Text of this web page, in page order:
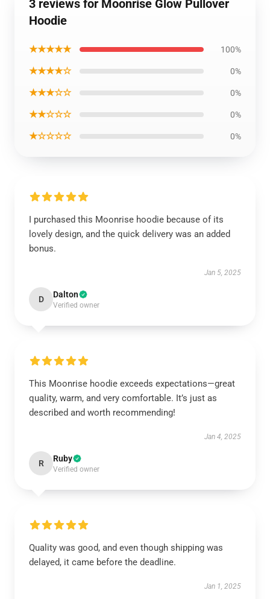
3 reviews for Moonrise Glow Pullover
Hoodie
★★★★★ 100%
★★★★☆ 0%
★★★☆☆ 0%
★★☆☆☆ 0%
★☆☆☆☆ 0%
I purchased this Moonrise hoodie because of its
lovely design, and the quick delivery was an added
bonus.
Jan 5, 2025
D Dalton
Verified owner
This Moonrise hoodie exceeds expectations—great
quality, warm, and very comfortable. It’s just as
described and worth recommending!
Jan 4, 2025
R Ruby
Verified owner
Quality was good, and even though shipping was
delayed, it came before the deadline.
Jan 1, 2025